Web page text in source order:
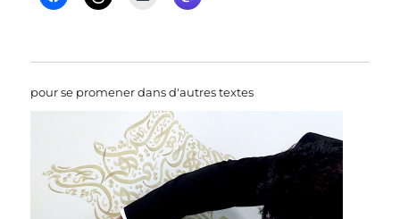
pour se promener dans d'autres textes